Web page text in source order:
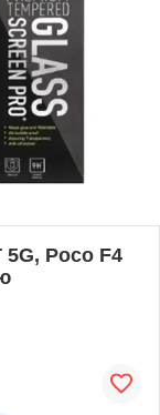
5G, Poco F4